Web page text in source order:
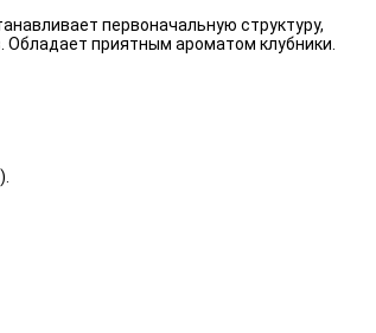
первоначальную структуру,
Обладает приятным ароматом клубники.